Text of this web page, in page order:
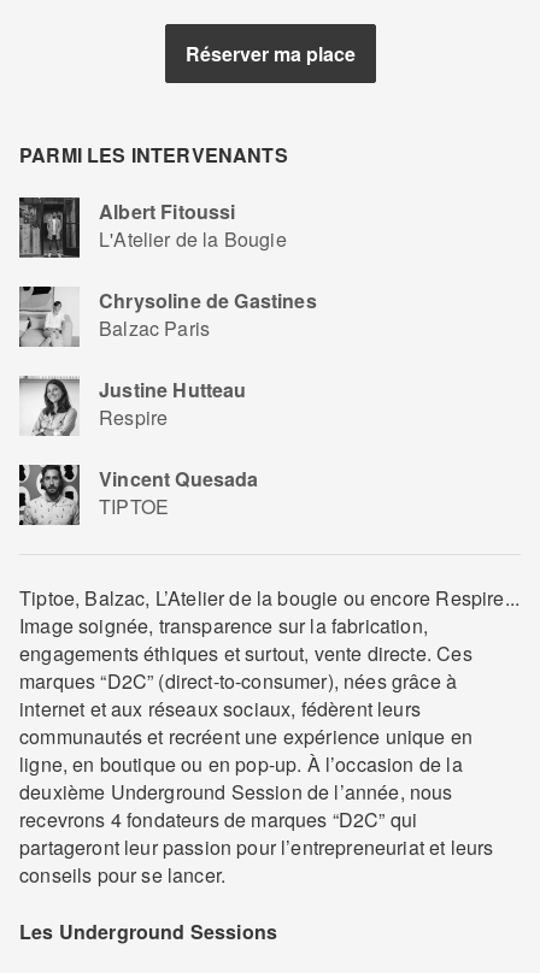
Réserver ma place
PARMI LES INTERVENANTS
Albert Fitoussi
L'Atelier de la Bougie
Chrysoline de Gastines
Balzac Paris
Justine Hutteau
Respire
Vincent Quesada
TIPTOE
Tiptoe, Balzac, L’Atelier de la bougie ou encore Respire...
Image soignée, transparence sur la fabrication,
engagements éthiques et surtout, vente directe. Ces
marques “D2C” (direct-to-consumer), nées grâce à
internet et aux réseaux sociaux, fédèrent leurs
communautés et recréent une expérience unique en
ligne, en boutique ou en pop-up. À l’occasion de la
deuxième Underground Session de l’année, nous
recevrons 4 fondateurs de marques “D2C” qui
partageront leur passion pour l’entrepreneuriat et leurs
conseils pour se lancer.
Les Underground Sessions